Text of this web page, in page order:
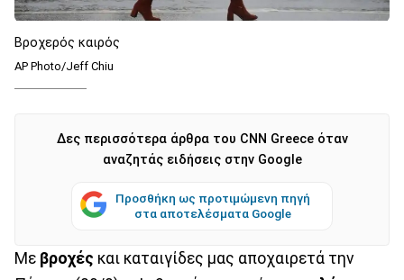
Βροχερός καιρός
AP Photo/Jeff Chiu
Δες περισσότερα άρθρα του CNN Greece όταν
αναζητάς ειδήσεις στην Google
Προσθήκη ως προτιμώμενη πηγή
στα αποτελέσματα Google
Με βροχές και καταιγίδες μας αποχαιρετά την